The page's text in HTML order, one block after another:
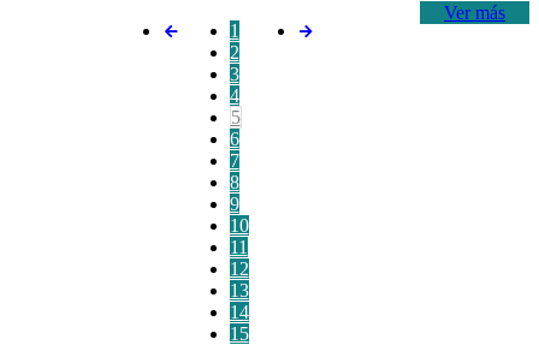
Ver más
1
2
3
4
5
6
7
8
9
10
11
12
13
14
15